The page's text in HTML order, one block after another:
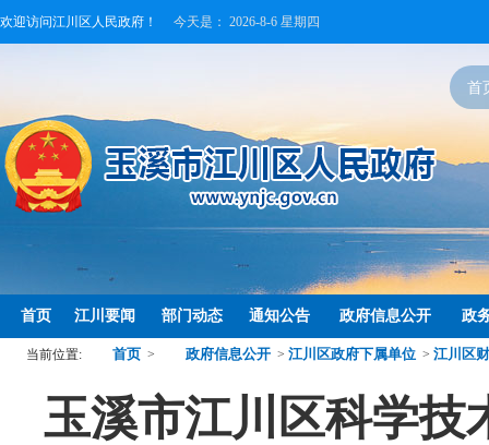
欢迎访问江川区人民政府！ 今天是： 2026-8-6 星期四
首
首页 江川要闻 部门动态 通知公告 政府信息公开 政
当前位置: 首页 > 政府信息公开 > 江川区政府下属单位 > 江川区
玉溪市江川区科学技